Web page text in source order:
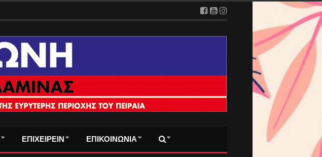
ΕΠΙΧΕΙΡΕΙΝ ΕΠΙΚΟΙΝΩΝΙΑ